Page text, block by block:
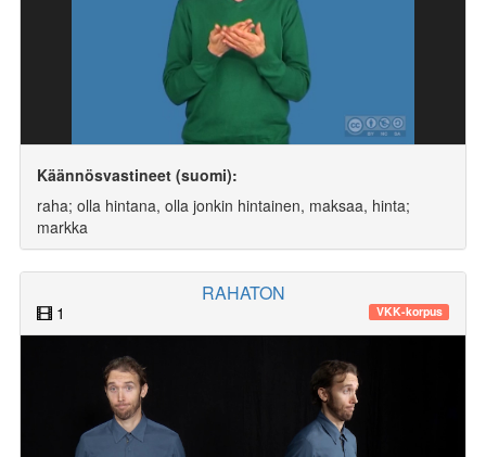
Käännösvastineet (suomi):
raha; olla hintana, olla jonkin hintainen, maksaa, hinta;
markka
RAHATON
1 VKK-korpus